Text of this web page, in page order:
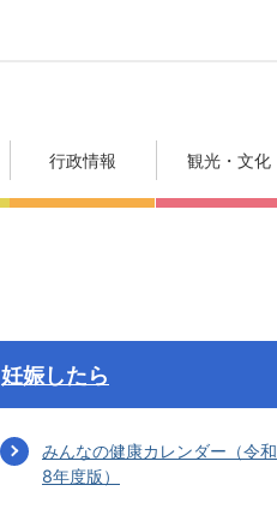
行政情報 観光・文化
妊娠したら
みんなの健康カレンダー（令和
8年度版）